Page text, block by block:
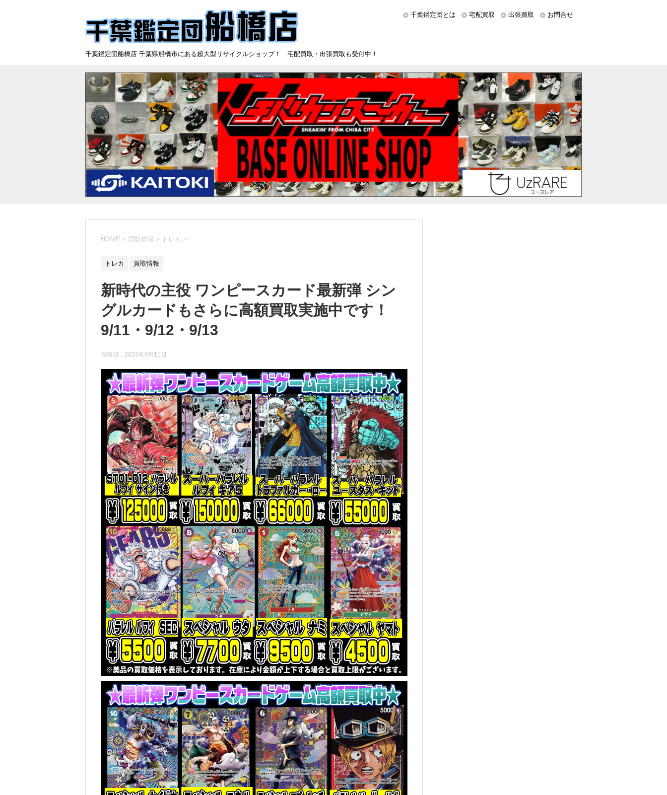
千葉鑑定団船橋店 千葉県船橋市にある超大型リサイクルショップ！ 宅配買取・出張買取も受付中！
千葉鑑定団とは 宅配買取 出張買取 お問合せ
HOME > 買取情報 > トレカ >
トレカ 買取情報
新時代の主役 ワンピースカード最新弾 シン
グルカードもさらに高額買取実施中です！
9/11・9/12・9/13
投稿日： 2023年9月11日